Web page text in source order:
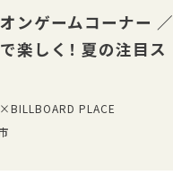
ンゲームコーナー ／
楽しく！ 夏の注目ス
PLACE